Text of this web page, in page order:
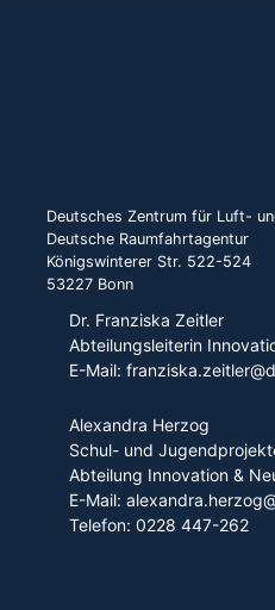
Deutsches Zentrum für Luft-
Deutsche Raumfahrtagentur
Königswinterer Str. 522-524
53227 Bonn
Dr. Franziska Zeitler
Abteilungsleiterin
E-Mail:
Alexandra Herzog
Schul- und
Abteilung Innovation &
E-Mail:
Telefon: 0228 447-262